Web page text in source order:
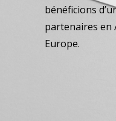
bénéficions
partenaires en
Europe.